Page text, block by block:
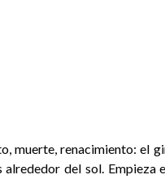
muerte, renacimiento: el
del sol. Empieza